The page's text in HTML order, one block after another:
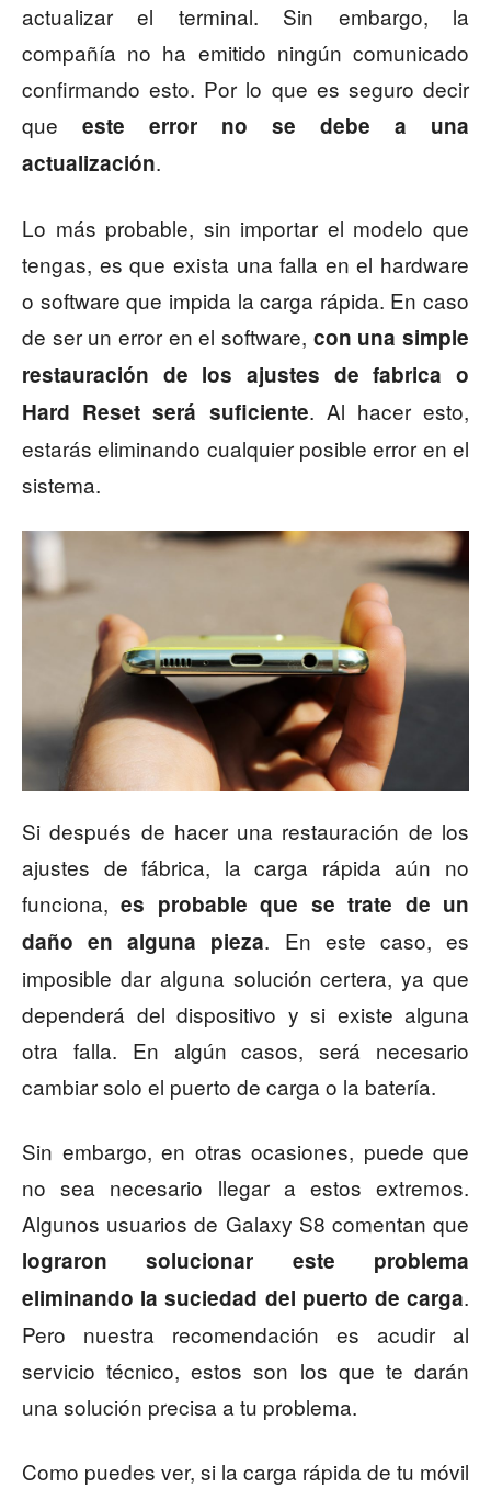
actualizar el terminal. Sin embargo, la
compañía no ha emitido ningún comunicado
confirmando esto. Por lo que es seguro decir
que este error no se debe a una
actualización.
Lo más probable, sin importar el modelo que
tengas, es que exista una falla en el hardware
o software que impida la carga rápida. En caso
de ser un error en el software, con una simple
restauración de los ajustes de fabrica o
Hard Reset será suficiente. Al hacer esto,
estarás eliminando cualquier posible error en el
sistema.
Si después de hacer una restauración de los
ajustes de fábrica, la carga rápida aún no
funciona,es probable que se trate de un
daño en alguna pieza. En este caso, es
imposible dar alguna solución certera, ya que
dependerá del dispositivo y si existe alguna
otra falla. En algún casos, será necesario
cambiar solo el puerto de carga o la batería.
Sin embargo, en otras ocasiones, puede que
no sea necesario llegar a estos extremos.
Algunos usuarios de Galaxy S8 comentan que
lograron solucionar este problema
eliminando la suciedad del puerto de carga.
Pero nuestra recomendación es acudir al
servicio técnico, estos son los que te darán
una solución precisa a tu problema.
Como puedes ver, si la carga rápida de tu móvil